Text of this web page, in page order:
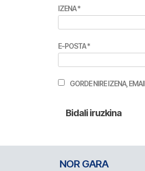
IZENA*
E-POSTA*
GORDE NIRE IZENA,
NOR GARA